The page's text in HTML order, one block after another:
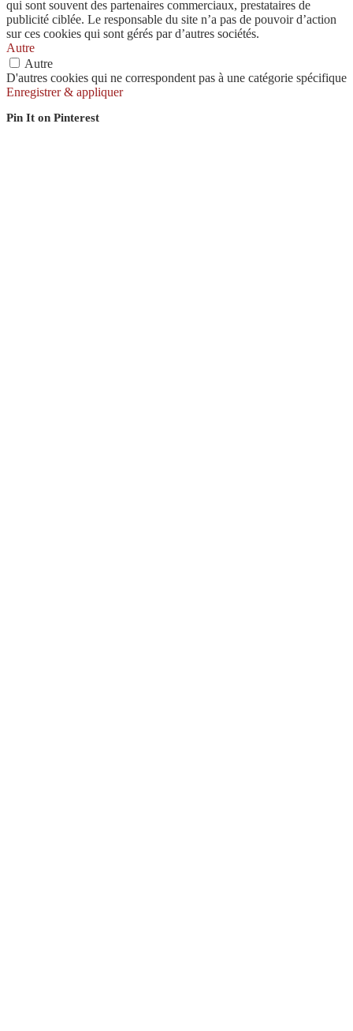
qui sont souvent des partenaires commerciaux, prestataires de
publicité ciblée. Le responsable du site n’a pas de pouvoir d’action
sur ces cookies qui sont gérés par d’autres sociétés.
Autre
Autre
D'autres cookies qui ne correspondent pas à une catégorie spécifique
Enregistrer & appliquer
Pin It on Pinterest